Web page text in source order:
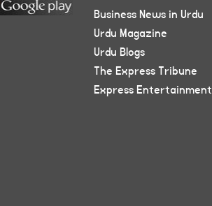
Business News in Urdu
Urdu Magazine
Urdu Blogs
The Express Tribune
Express Entertainment